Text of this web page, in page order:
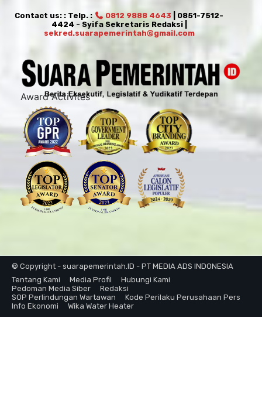
Contact us: : Telp. : 0812 9888 4643 | 0851-7512-
4424 - Syifa Sekretaris Redaksi |
sekred.suarapemerintah@gmail.com
Award Activites
© Copyright - suarapemerintah.ID - PT MEDIA ADS INDONESIA
Tentang Kami
Media Profil
Hubungi Kami
Pedoman Media Siber
Redaksi
SOP Perlindungan Wartawan
Kode Perilaku Perusahaan Pers
Info Ekonomi
Wika Water Heater